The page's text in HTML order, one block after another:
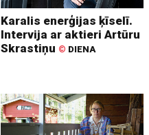
Karalis enerģijas ķīselī.
Intervija ar aktieri Artūru
Skrastiņu © DIENA